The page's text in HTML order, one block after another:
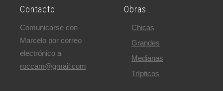
Contacto
Comunicarse con
Marcelo por correo
electrónico a
roccam@gmail.com
Obras...
Chicas
Grandes
Medianas
Trípticos